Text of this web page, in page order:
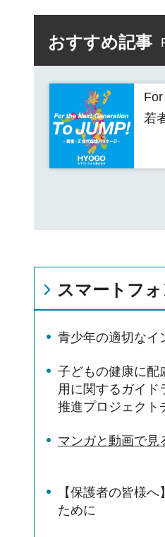
おすすめ記事
若
スマートフ
青少年の適切なイ
子どもの健康に配
用に関するガイド
推進プロジェクト
マンガと動画で見
【保護者の皆様
ために